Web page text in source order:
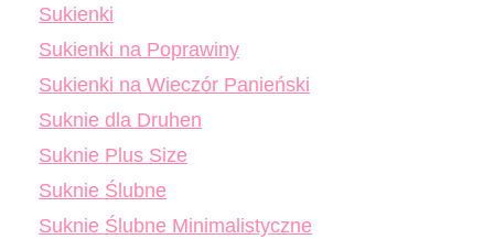
Sukienki
Sukienki na Poprawiny
Sukienki na Wieczór Panieński
Suknie dla Druhen
Suknie Plus Size
Suknie Ślubne
Suknie Ślubne Minimalistyczne